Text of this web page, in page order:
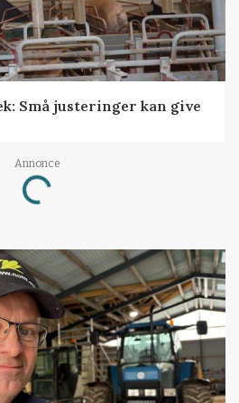
Små justeringer kan give
Annonce
Loading...